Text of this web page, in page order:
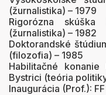
(žurnalistika) – 1979
Rigorózna
(žurnalistika) – 1982
Doktorandské
(filozofia) – 1985
Habilitačné
Bystrici (teória
Inaugurácia (Prof.):